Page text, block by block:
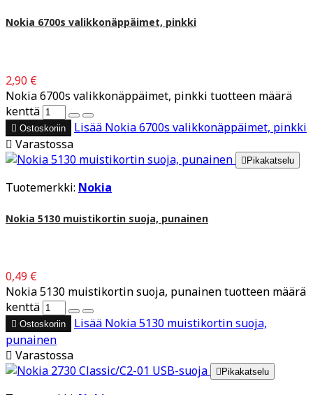
Nokia 6700s valikkonäppäimet, pinkki
2,90 €
Nokia 6700s valikkonäppäimet, pinkki tuotteen määrä
kenttä
 Ostoskoriin Lisää Nokia 6700s valikkonäppäimet, pinkki
 Varastossa
 Pikakatselu
Tuotemerkki: Nokia
Nokia 5130 muistikortin suoja, punainen
0,49 €
Nokia 5130 muistikortin suoja, punainen tuotteen määrä
kenttä
 Ostoskoriin Lisää Nokia 5130 muistikortin suoja,
punainen
 Varastossa
 Pikakatselu